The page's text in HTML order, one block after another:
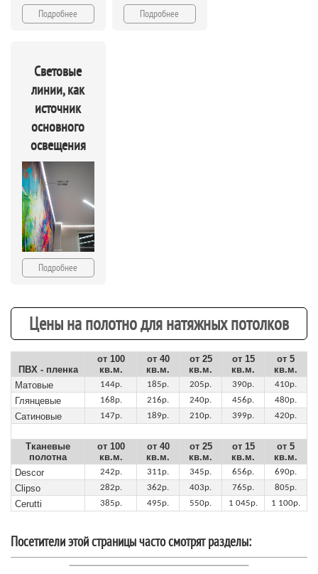
Подробнее Подробнее
Световые
линии, как
источник
основного
освещения
Подробнее
Цены на полотно для натяжных потолков
ПВХ - пленка
от 100
кв.м.
от 40
кв.м.
от 25
кв.м.
от 15
кв.м.
от 5
кв.м.
Матовые
144р. 185р. 205р. 390р. 410р.
Глянцевые 168р. 216р. 240р. 456р. 480р.
Сатиновые 147р. 189р. 210р. 399р. 420р.
Тканевые
полотна
от 100
кв.м.
от 40
кв.м.
от 25
кв.м.
от 15
кв.м.
от 5
кв.м.
Descor
242р. 311р. 345р. 656р. 690р.
Clipso 282р. 362р. 403р. 765р. 805р.
Cerutti 385р. 495р. 550р. 1 045р. 1 100р.
Посетители этой страницы часто смотрят разделы: